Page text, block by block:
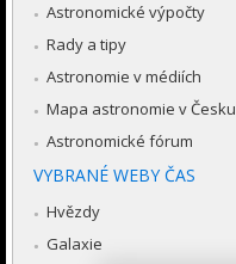
Astronomické výpočty
Rady a tipy
Astronomie v médiích
Mapa astronomie v Česku
Astronomické fórum
VYBRANÉ WEBY ČAS
Hvězdy
Galaxie